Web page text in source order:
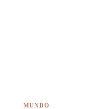
MUNDO